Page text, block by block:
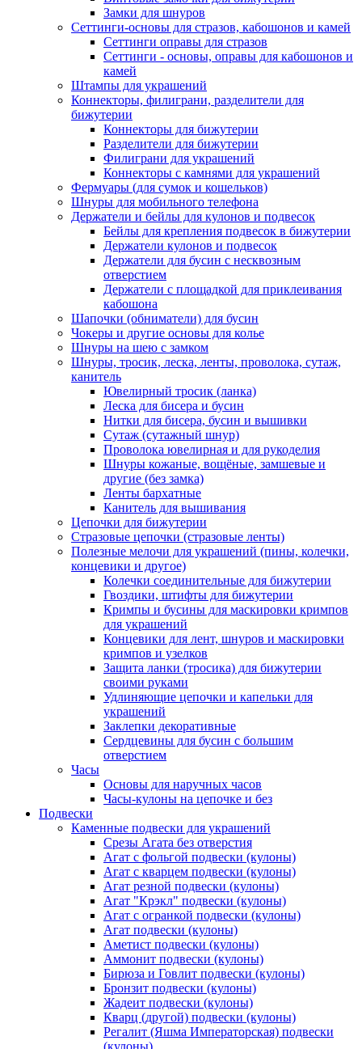
Замки для шнуров
Сеттинги-основы для стразов, кабошонов и камей
Сеттинги оправы для стразов
Сеттинги - основы, оправы для кабошонов и
камей
Штампы для украшений
Коннекторы, филиграни, разделители для
бижутерии
Коннекторы для бижутерии
Разделители для бижутерии
Филиграни для украшений
Коннекторы с камнями для украшений
Фермуары (для сумок и кошельков)
Шнуры для мобильного телефона
Держатели и бейлы для кулонов и подвесок
Бейлы для крепления подвесок в бижутерии
Держатели кулонов и подвесок
Держатели для бусин с несквозным
отверстием
Держатели с площадкой для приклеивания
кабошона
Шапочки (обниматели) для бусин
Чокеры и другие основы для колье
Шнуры на шею с замком
Шнуры, тросик, леска, ленты, проволока, сутаж,
канитель
Ювелирный тросик (ланка)
Леска для бисера и бусин
Нитки для бисера, бусин и вышивки
Сутаж (сутажный шнур)
Проволока ювелирная и для рукоделия
Шнуры кожаные, вощёные, замшевые и
другие (без замка)
Ленты бархатные
Канитель для вышивания
Цепочки для бижутерии
Стразовые цепочки (стразовые ленты)
Полезные мелочи для украшений (пины, колечки,
концевики и другое)
Колечки соединительные для бижутерии
Гвоздики, штифты для бижутерии
Кримпы и бусины для маскировки кримпов
для украшений
Концевики для лент, шнуров и маскировки
кримпов и узелков
Защита ланки (тросика) для бижутерии
своими руками
Удлиняющие цепочки и капельки для
украшений
Заклепки декоративные
Сердцевины для бусин с большим
отверстием
Часы
Основы для наручных часов
Часы-кулоны на цепочке и без
Подвески
Каменные подвески для украшений
Срезы Агата без отверстия
Агат с фольгой подвески (кулоны)
Агат с кварцем подвески (кулоны)
Агат резной подвески (кулоны)
Агат "Крэкл" подвески (кулоны)
Агат с огранкой подвески (кулоны)
Агат подвески (кулоны)
Аметист подвески (кулоны)
Аммонит подвески (кулоны)
Бирюза и Говлит подвески (кулоны)
Бронзит подвески (кулоны)
Жадеит подвески (кулоны)
Кварц (другой) подвески (кулоны)
Регалит (Яшма Императорская) подвески